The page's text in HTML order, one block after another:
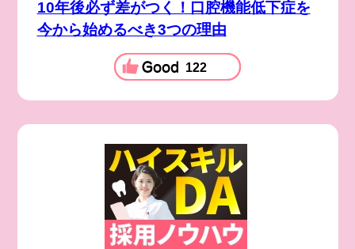
10年後必ず差がつく！口腔機能低下症を
今から始めるべき3つの理由
122